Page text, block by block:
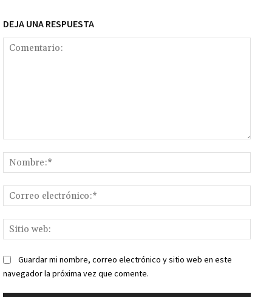
DEJA UNA RESPUESTA
web:
Guardar mi nombre, correo electrónico y sitio web en este
navegador la próxima vez que comente.